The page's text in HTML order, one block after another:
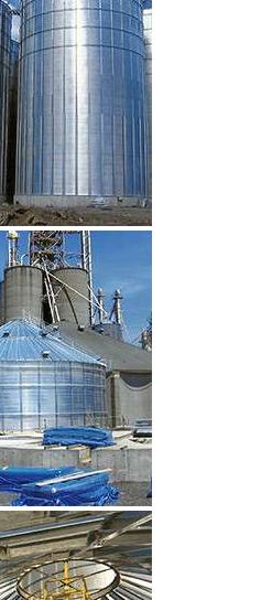
AGRANDIR
AGRANDIR